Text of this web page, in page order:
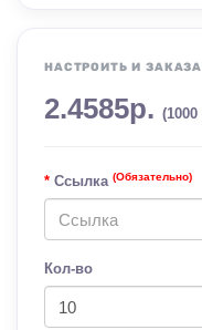
НАСТРОИТЬ И
2.4585р.
Ссылка (Обязательно)
Кол-во